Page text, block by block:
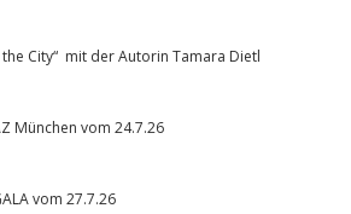
the City“ mit der Autorin Tamara Dietl
München vom 24.7.26
vom 27.7.26